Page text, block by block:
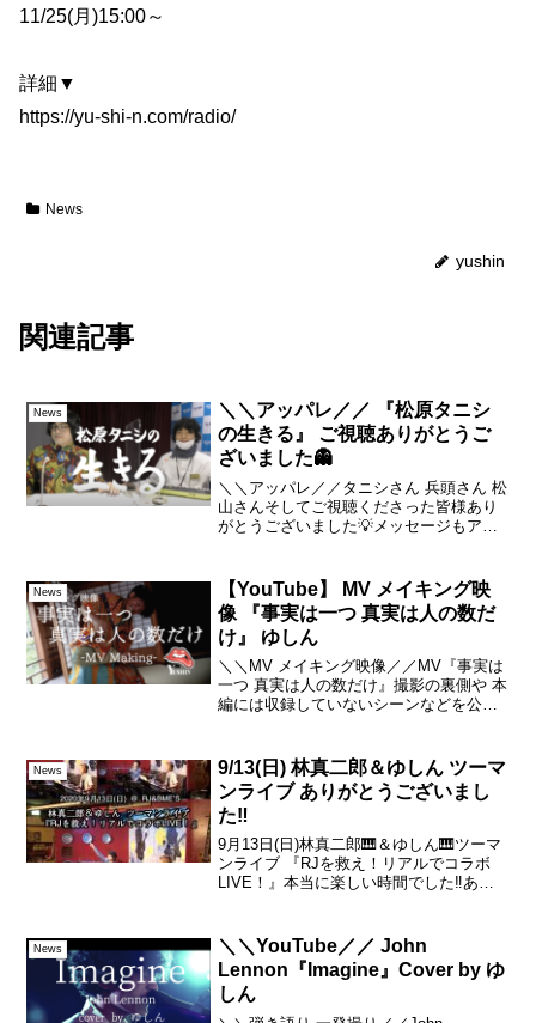
11/25(月)15:00～
詳細▼
https://yu-shi-n.com/radio/
News
yushin
関連記事
News
＼＼アッパレ／／ 『松原タニシ
の生きる』 ご視聴ありがとうご
ざいました👻
＼＼アッパレ／／タニシさん 兵頭さん 松
山さんそしてご視聴くださった皆様あり
がとうございました💡メッセージもアッ
ブ ▼ ぜひ♪そしてご予定が合えば ぜひ＼
＼1...
News
【YouTube】 MV メイキング映
像 『事実は一つ 真実は人の数だ
け』 ゆしん
＼＼MV メイキング映像／／MV『事実は
一つ 真実は人の数だけ』撮影の裏側や 本
編には収録していないシーンなどを公開
ングーーーゆしん(Yushin...
News
9/13(日) 林真二郎＆ゆしん ツーマ
ンライブ ありがとうございまし
た‼️
9月13日(日)林真二郎🎹＆ゆしん🎹ツーマ
ンライブ 『RJを救え！リアルでコラボ
LIVE！』本当に楽しい時間でした‼️あり
アルでコラボLIVE、終了♫♫♫2020/...
News
＼＼YouTube／／ John
Lennon『Imagine』Cover by ゆ
しん